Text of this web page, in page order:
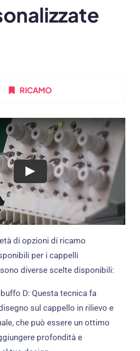
RICAMO
di opzioni di ricamo
per i cappelli
diverse scelte disponibili:
D: Questa tecnica fa
sul cappello in rilievo e
che può essere un ottimo
profondità e